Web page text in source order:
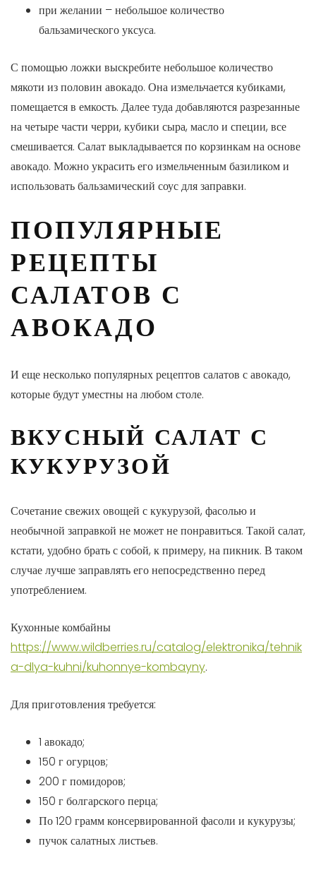
при желании – небольшое количество
бальзамического уксуса.
С помощью ложки выскребите небольшое количество
мякоти из половин авокадо. Она измельчается кубиками,
помещается в емкость. Далее туда добавляются разрезанные
на четыре части черри, кубики сыра, масло и специи, все
смешивается. Салат выкладывается по корзинкам на основе
авокадо. Можно украсить его измельченным базиликом и
использовать бальзамический соус для заправки.
ПОПУЛЯРНЫЕ
РЕЦЕПТЫ
САЛАТОВ С
АВОКАДО
И еще несколько популярных рецептов салатов с авокадо,
которые будут уместны на любом столе.
ВКУСНЫЙ САЛАТ С
КУКУРУЗОЙ
Сочетание свежих овощей с кукурузой, фасолью и
необычной заправкой не может не понравиться. Такой салат,
кстати, удобно брать с собой, к примеру, на пикник. В таком
случае лучше заправлять его непосредственно перед
употреблением.
Кухонные комбайны
https://www.wildberries.ru/catalog/elektronika/tehnik
a-dlya-kuhni/kuhonnye-kombayny.
Для приготовления требуется:
1 авокадо;
150 г огурцов;
200 г помидоров;
150 г болгарского перца;
По 120 грамм консервированной фасоли и кукурузы;
пучок салатных листьев.